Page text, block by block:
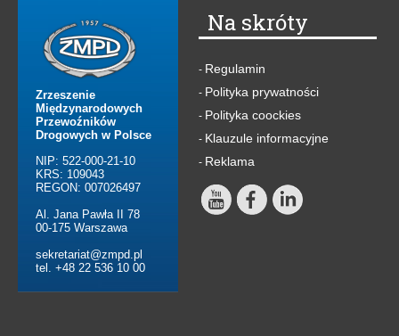
Zrzeszenie
Międzynarodowych
Przewoźników
Drogowych w Polsce
NIP: 522-000-21-10
KRS: 109043
REGON: 007026497
Al. Jana Pawła II 78
00-175 Warszawa
sekretariat@zmpd.pl
tel. +48 22 536 10 00
Na skróty
- Regulamin
- Polityka prywatności
- Polityka coockies
- Klauzule informacyjne
- Reklama